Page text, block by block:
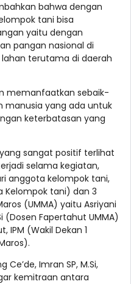
bahwa dengan
tani bisa
yaitu dengan
pangan nasional di
terutama di daerah
memanfaatkan sebaik-
manusia yang ada untuk
keterbatasan yang
sangat positif terlihat
selama kegiatan,
anggota kelompok tani,
Kelompok tani) dan 3
(UMMA) yaitu Asriyani
(Dosen Fapertahut UMMA)
IPM (Wakil Dekan 1
Imran SP, M.Si,
kemitraan antara